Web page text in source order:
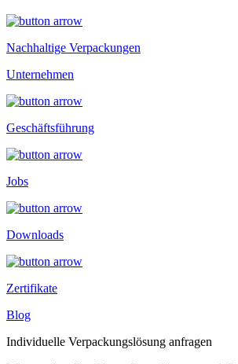
Nachhaltige Verpackungen
Unternehmen
Geschäftsführung
Jobs
Downloads
Zertifikate
Blog
Individuelle Verpackungslösung anfragen